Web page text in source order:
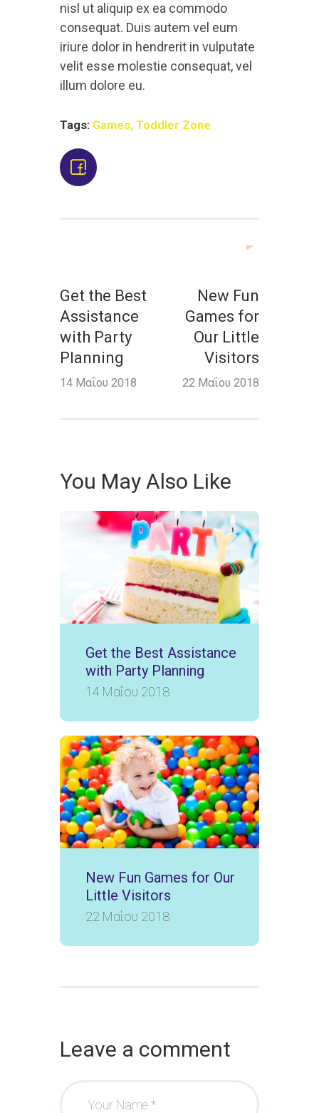
nisl ut aliquip ex ea commodo
consequat. Duis autem vel eum
iriure dolor in hendrerit in vulputate
velit esse molestie consequat, vel
illum dolore eu.
Tags: Games, Toddler Zone
Get the Best
Assistance
with Party
Planning
14 Μαΐου 2018
New Fun
Games for
Our Little
Visitors
22 Μαΐου 2018
You May Also Like
Get the Best Assistance
with Party Planning
14 Μαΐου 2018
New Fun Games for Our
Little Visitors
22 Μαΐου 2018
Leave a comment